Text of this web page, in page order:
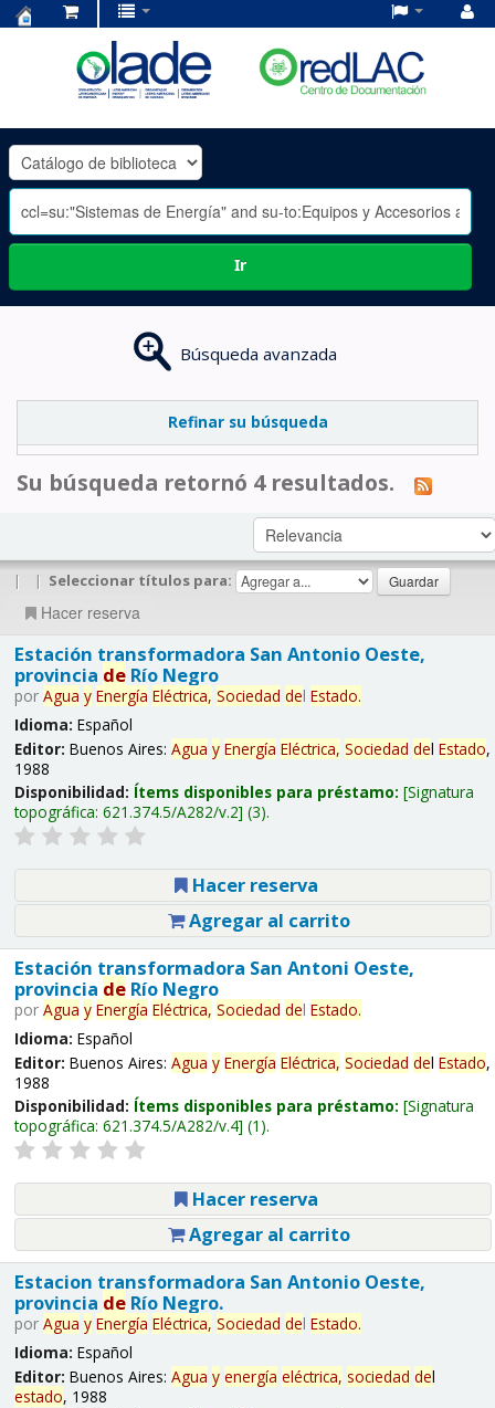
OLADE
-
Ir
Búsqueda avanzada
Refinar su búsqueda
Su búsqueda retornó 4 resultados.
| | Seleccionar títulos para:
Hacer reserva
Estación transformadora San Antonio Oeste,
provincia deRío Negro
por Agua y Energía Eléctrica, Sociedad del Estado.
Idioma: Español
Editor: Buenos Aires: Agua y Energía Eléctrica, Sociedad del Estado,
1988
Disponibilidad: Ítems disponibles para préstamo: Signatura
topográfica: 621.374.5/A282/v.2 (3).
Hacer reserva
Agregar al carrito
Estación transformadora San Antoni Oeste,
provincia deRío Negro
por Agua y Energía Eléctrica, Sociedad del Estado.
Idioma: Español
Editor: Buenos Aires: Agua y Energía Eléctrica, Sociedad del Estado,
1988
Disponibilidad: Ítems disponibles para préstamo: Signatura
topográfica: 621.374.5/A282/v.4 (1).
Hacer reserva
Agregar al carrito
Estacion transformadora San Antonio Oeste,
provincia deRío Negro.
por Agua y Energía Eléctrica, Sociedad del Estado.
Idioma: Español
Editor: Buenos Aires: Agua y energía eléctrica, sociedad del
estado, 1988